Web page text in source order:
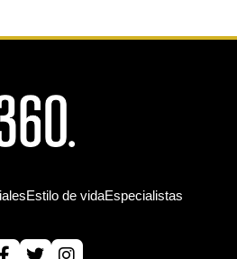
Estilo de vidaEspecialistas